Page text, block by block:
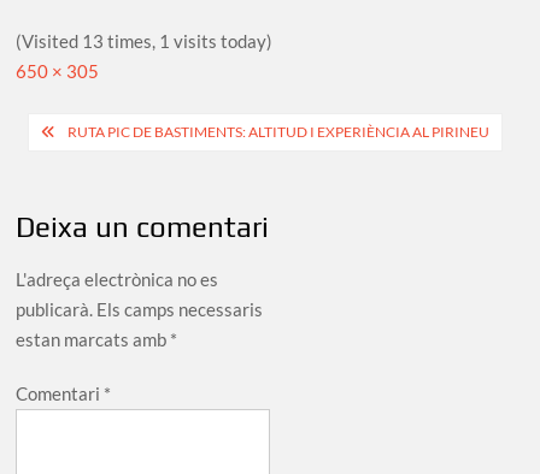
(Visited 13 times, 1 visits today)
Full
650 × 305
Navegació
RUTA PIC DE BASTIMENTS: ALTITUD I EXPERIÈNCIA AL PIRINEU
Deixa un comentari
L'adreça electrònica no es
publicarà. Els camps necessaris
estan marcats amb *
Comentari *